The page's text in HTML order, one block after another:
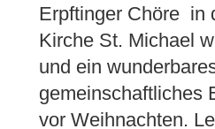
Erpftinger Chöre in
Kirche St. Michael
und ein
gemeinschaftliches
vor Weihnachten.